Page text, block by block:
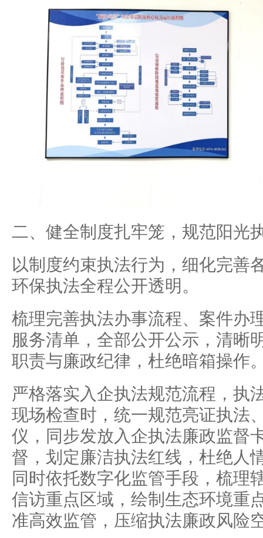
二、健全制度扎牢笼，规范阳光
以制度约束执法行为，细化完善
环保执法全程公开透明。
梳理完善执法办事流程、案件办
服务清单，全部公开公示，清晰
职责与廉政纪律，杜绝暗箱操作
严格落实入企执法规范流程，执
现场检查时，统一规范亮证执法
仪，同步发放入企执法廉政监督
督，划定廉洁执法红线，杜绝人
同时依托数字化监管手段，梳理
信访重点区域，绘制生态环境重
准高效监管，压缩执法廉政风险